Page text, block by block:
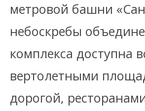
метровой башни
небоскребы
комплекса доступна
вертолетными
дорогой,